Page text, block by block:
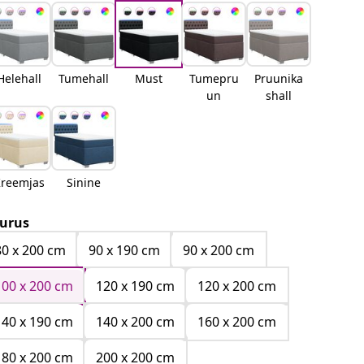
Tumehall Must
Tumepru
un
Pruunika
shall
Sinine
x 200 cm
90 x 190 cm
90 x 200 cm
x 200 cm
120 x 190 cm
120 x 200 cm
x 190 cm
140 x 200 cm
160 x 200 cm
x 200 cm
200 x 200 cm